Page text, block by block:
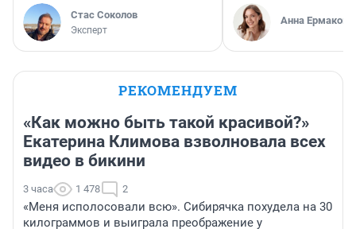
Стас Соколов
Эксперт
Анна Ермакова
РЕКОМЕНДУЕМ
«Как можно быть такой красивой?»
Екатерина Климова взволновала всех
видео в бикини
3 часа 1 478 2
«Меня исполосовали всю». Сибирячка похудела на 30
килограммов и выиграла преображение у